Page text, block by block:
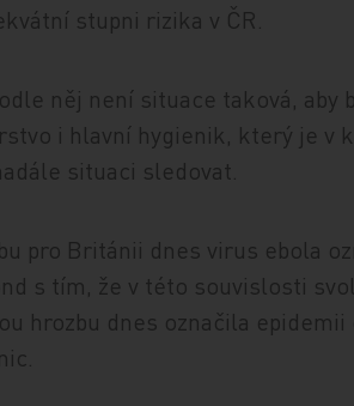
stupni rizika v ČR.
něj není situace taková, aby
i hlavní hygienik, který je v
situaci sledovat.
pro Británii dnes virus ebola
s tím, že v této souvislosti
hrozbu dnes označila